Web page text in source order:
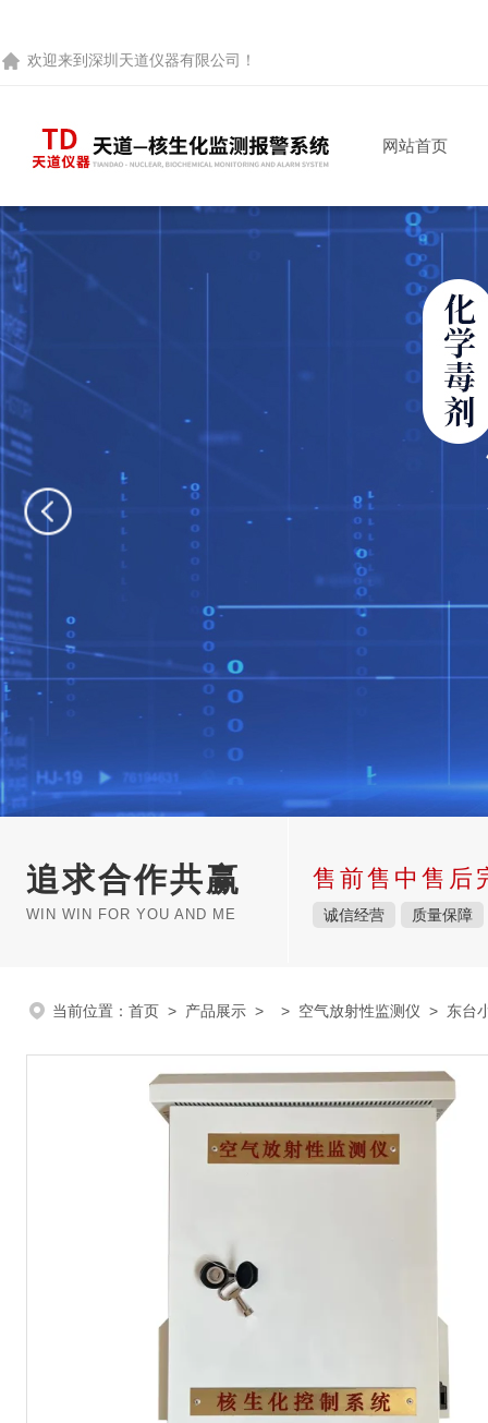
欢迎来到 深圳天道仪器有限公司 ！
网站首页
追求合作共赢
WIN WIN FOR YOU AND ME
售前售中售后
诚信经营 质量保障
当前位置： 首页 > 产品展示 > > 空气放射性监测仪 > 东台